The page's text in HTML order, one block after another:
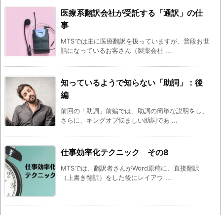
医療系翻訳会社が受託する「通訳」の仕
事
MTSでは主に医療翻訳を扱っていますが、普段お世
話になっているお客さん（製薬会社 ...
知っているようで知らない「助詞」：後
編
前回の「助詞」前編では、助詞の簡単な説明をし、
さらに、キングオブ悩ましい助詞であ ...
仕事効率化テクニック その8
MTSでは、翻訳者さんがWord原稿に、直接翻訳
（上書き翻訳）をした後にレイアウ ...